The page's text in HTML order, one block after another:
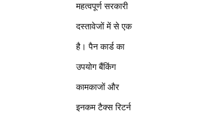
महत्वपूर्ण सरकारी
दस्तावेजों में से एक
है। पैन कार्ड का
उपयोग बैंकिंग
कामकाजों और
इनकम टैक्स रिटर्न